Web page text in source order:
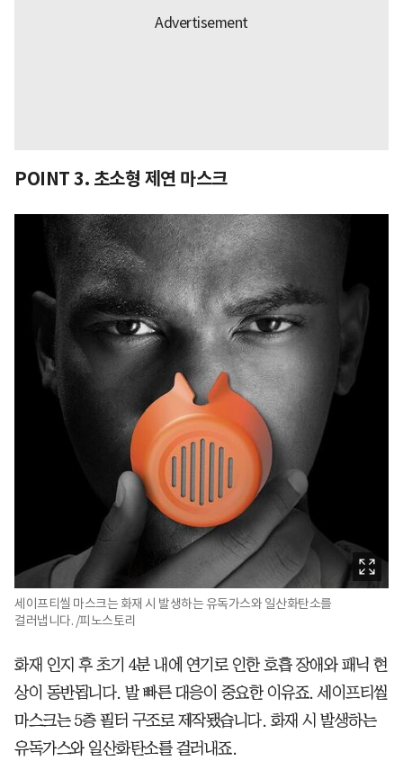
POINT 3. 초소형 제연 마스크
세이프티씰 마스크는 화재 시 발생하는 유독가스와 일산화탄소를
걸러냅니다. /피노스토리
화재 인지 후 초기 4분 내에 연기로 인한 호흡 장애와 패닉 현
상이 동반됩니다. 발 빠른 대응이 중요한 이유죠. 세이프티씰
마스크는 5층 필터 구조로 제작됐습니다. 화재 시 발생하는
유독가스와 일산화탄소를 걸러내죠.